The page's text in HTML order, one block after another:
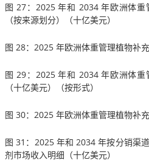
图 27：2025 年和 2034 年欧洲体
（按来源划分）（十亿美元）
图 28：2025 年欧洲体重管理植物补
图 29：2025 年和 2034 年欧洲体
（十亿美元）（按形式）
图 30：2025 年欧洲体重管理植物补
图 31：2025 年和 2034 年按分销渠
剂市场收入明细（十亿美元）